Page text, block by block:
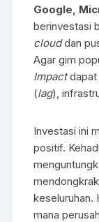
Google,
berinvestasi
clouddan
Agar gim
Impactdapat
(lag),
Investasi ini
positif.
keseluruhan.
mana